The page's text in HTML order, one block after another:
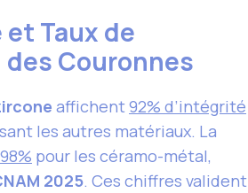
et Taux de
Couronnes
affichent92% d’intégrité
les autres matériaux. La
98% pour les céramo-métal,
2025. Ces chiffres valident